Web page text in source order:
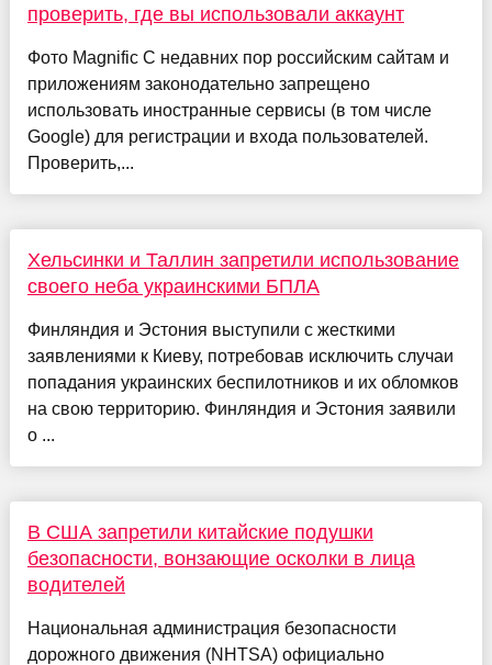
проверить, где вы использовали аккаунт
Фото Magnific С недавних пор российским сайтам и
приложениям законодательно запрещено
использовать иностранные сервисы (в том числе
Google) для регистрации и входа пользователей.
Проверить,...
Хельсинки и Таллин запретили использование
своего неба украинскими БПЛА
Финляндия и Эстония выступили с жесткими
заявлениями к Киеву, потребовав исключить случаи
попадания украинских беспилотников и их обломков
на свою территорию. Финляндия и Эстония заявили
о ...
В США запретили китайские подушки
безопасности, вонзающие осколки в лица
водителей
Национальная администрация безопасности
дорожного движения (NHTSA) официально